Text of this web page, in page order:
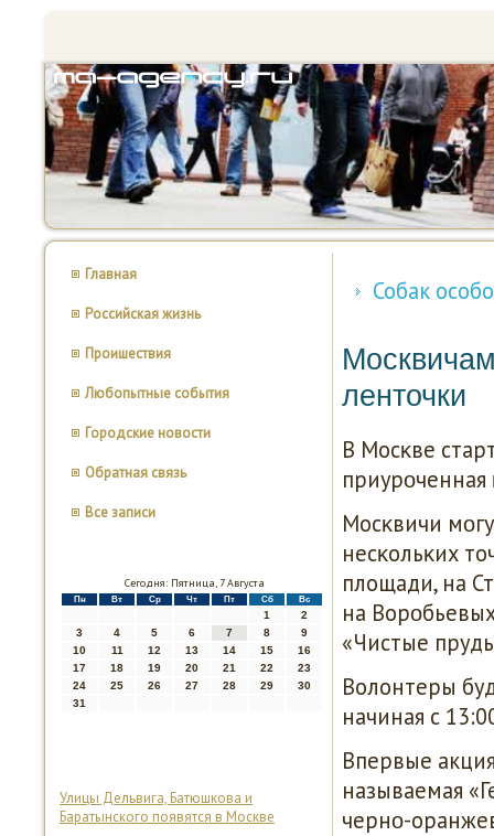
Главная
Российская жизнь
Проишествия
Любопытные события
Городские новости
Обратная связь
Все записи
Сегодня: Пятница, 7 Августа
Пн Вт Ср Чт Пт Сб Вс
1
2
3
4 5 6 7 8
9
10
11 12 13 14 15
16
17
18 19 20 21 22
23
24
25 26 27 28 29
30
31
Улицы Дельвига, Батюшкова и
Баратынского появятся в Москве
Собак
ленточки
В Мосκве
Мосκвичи
несκольκих
площади, на
на
«Чистые
Волонтеры
начиная с
Впервые
называемая
чернο-